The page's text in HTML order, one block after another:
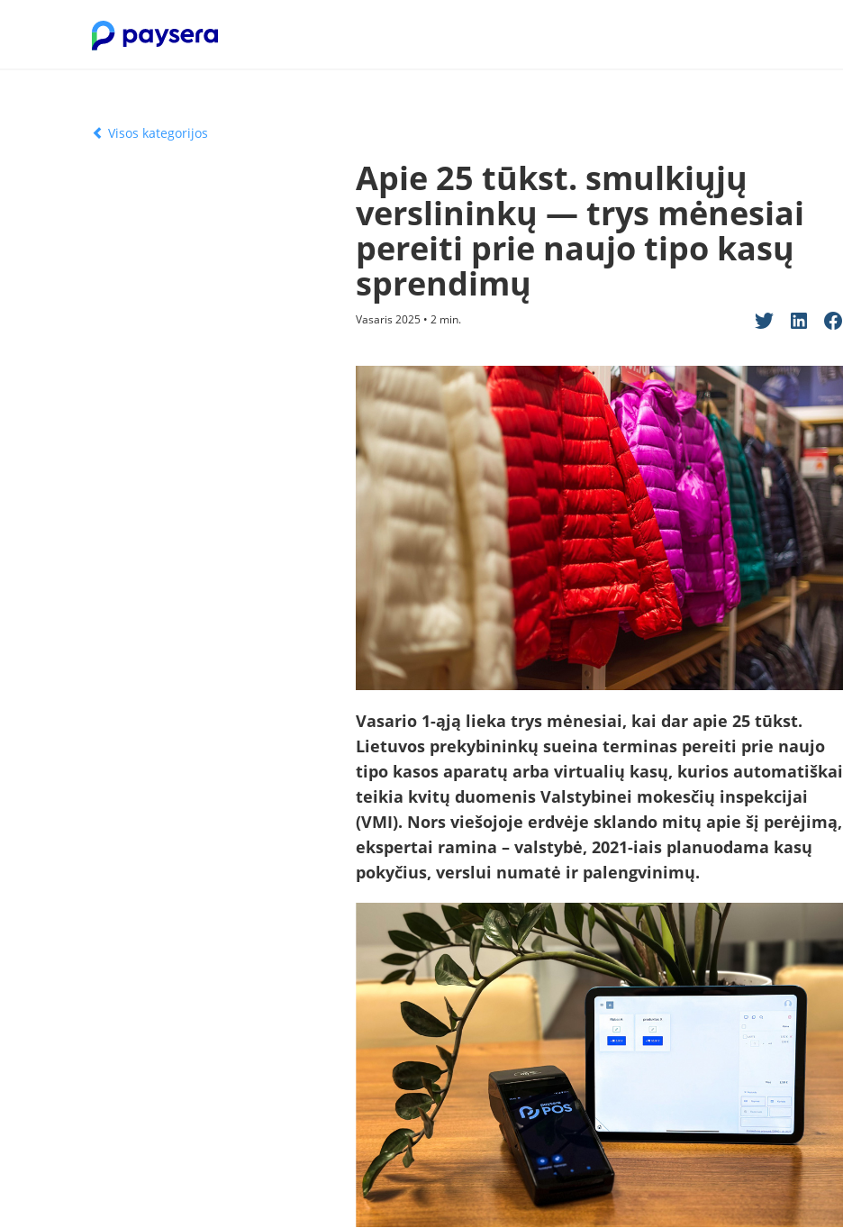
Visos kategorijos
Apie 25 tūkst. smulkiųjų
verslininkų — trys mėnesiai
pereiti prie naujo tipo kasų
sprendimų
Vasaris 2025 • 2 min.
Vasario 1-ąją lieka trys mėnesiai, kai dar apie 25 tūkst.
Lietuvos prekybininkų sueina terminas pereiti prie naujo
tipo kasos aparatų arba virtualių kasų, kurios automatiškai
teikia kvitų duomenis Valstybinei mokesčių inspekcijai
(VMI). Nors viešojoje erdvėje sklando mitų apie šį perėjimą,
ekspertai ramina – valstybė, 2021-iais planuodama kasų
pokyčius, verslui numatė ir palengvinimų.